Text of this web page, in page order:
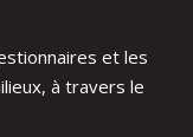
et les
à travers le